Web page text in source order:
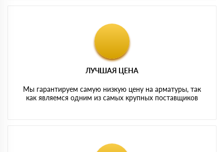
ЛУЧШАЯ ЦЕНА
Мы гарантируем самую низкую цену на арматуры, так
как являемся одним из самых крупных поставщиков